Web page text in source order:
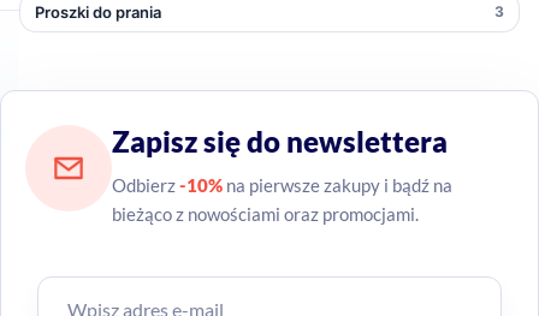
Proszki do prania 3
Zapisz się do newslettera
Odbierz-10% na pierwsze zakupy i bądź na
bieżąco z nowościami oraz promocjami.